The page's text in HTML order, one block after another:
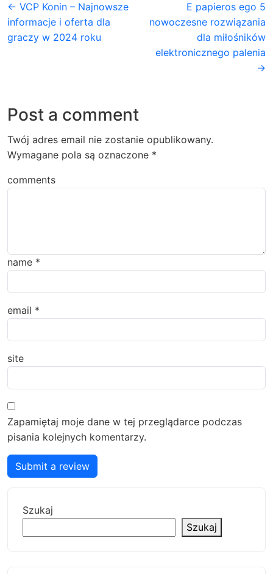
← VCP Konin – Najnowsze
informacje i oferta dla
graczy w 2024 roku
E papieros ego 5
nowoczesne rozwiązania
dla miłośników
elektronicznego palenia
→
Post a comment
Twój adres email nie zostanie opublikowany.
Wymagane pola są oznaczone *
comments
name *
email *
site
Zapamiętaj moje dane w tej przeglądarce podczas
pisania kolejnych komentarzy.
Submit a review
Szukaj
Szukaj